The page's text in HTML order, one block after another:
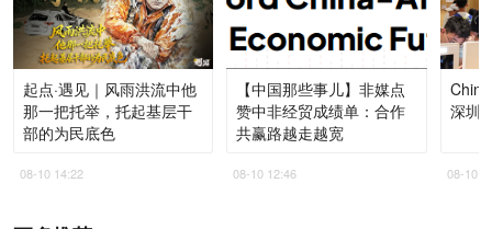
起点·遇见｜风雨洪流中他
那一把托举，托起基层干
部的为民底色
08-10 14:22
【中国那些事儿】非媒点
赞中非经贸成绩单：合作
共赢路越走越宽
08-10 12:46
深圳
08-10